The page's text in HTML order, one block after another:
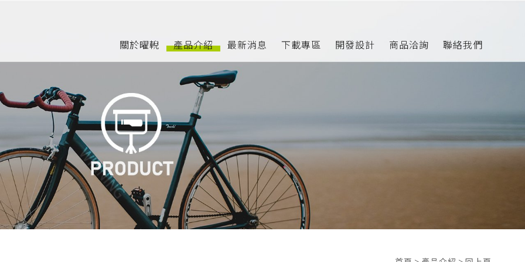
關於曜輗 產品介紹 最新消息 下載專區 開發設計 商品洽詢 聯絡我們